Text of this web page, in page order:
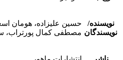
نویسنده/
نویسندگان
حسین علیزاده، هومان
مصطفی کمال پورتراب،